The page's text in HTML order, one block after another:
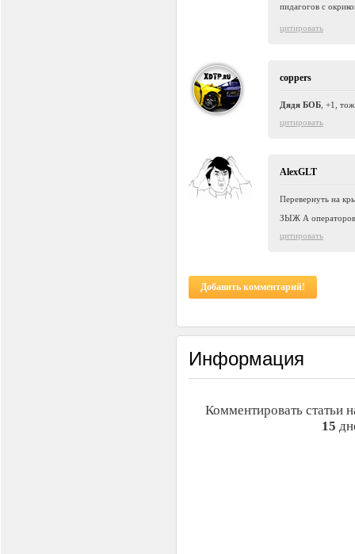
пидагогов с
цитировать
coppers
Дядя БОБ , +1,
цитировать
AlexGLT
Перевернуть на
ЗЫЖ А операторов
цитировать
Добавить комментарий!
Информация
Комментировать статьи
15